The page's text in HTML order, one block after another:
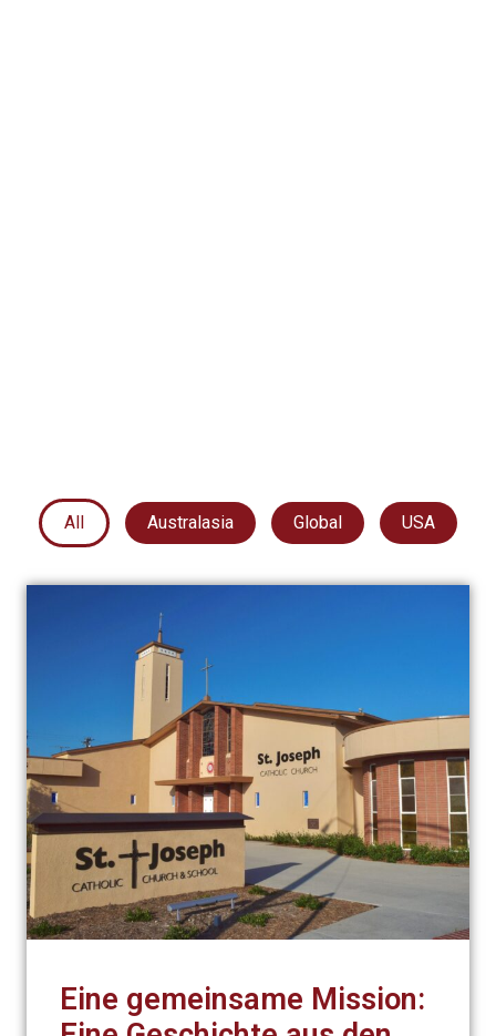
All Australasia Global USA
Eine gemeinsame Mission: